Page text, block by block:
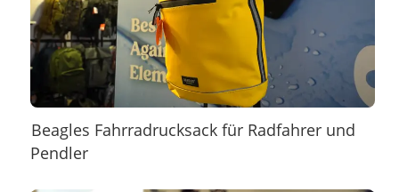
Beagles Fahrradrucksack für Radfahrer und
Pendler